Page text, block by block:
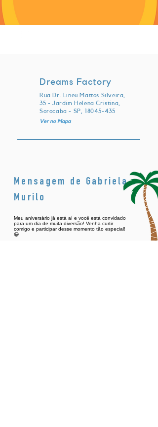
Dreams Factory
Rua Dr. Lineu Mattos Silveira,
35 - Jardim Helena Cristina,
Sorocaba - SP, 18045-435
Ver no Mapa
Mensagem de Gabriela e
Murilo
Meu aniversário já está aí e você está convidado
para um dia de muita diversão! Venha curtir
comigo e participar desse momento tão especial!
😀​​​